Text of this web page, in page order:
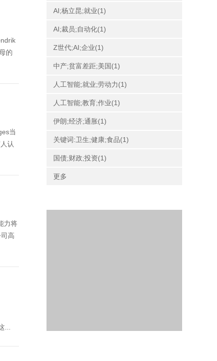
的
当
认
力将
高
AI;杨立昆;就业(1)
AI;裁员;自动化(1)
Z世代;AI;企业(1)
中产;贫富差距;美国(1)
人工智能;就业;劳动力(1)
人工智能;教育;作业(1)
伊朗;经济;通胀(1)
关键词:卫生;健康;食品(1)
国债;财政;投资(1)
更多